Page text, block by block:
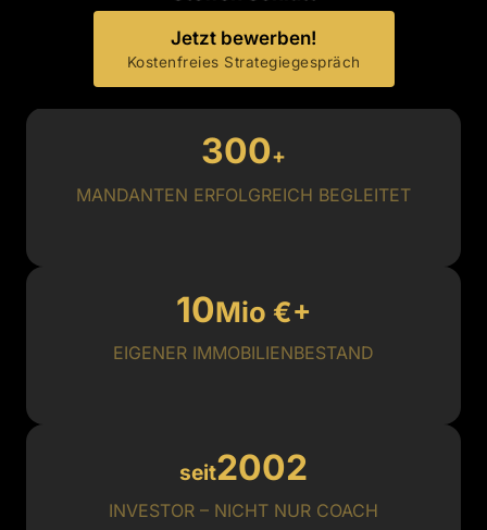
Jetzt bewerben!
Kostenfreies Strategiegespräch
300+
MANDANTEN ERFOLGREICH BEGLEITET
10Mio €+
EIGENER IMMOBILIENBESTAND
seit2002
INVESTOR – NICHT NUR COACH